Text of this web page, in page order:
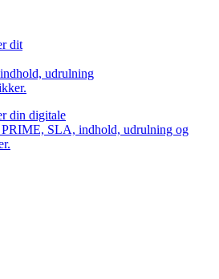
dit
udrulning
din digitale
PRIME, SLA, indhold, udrulning og